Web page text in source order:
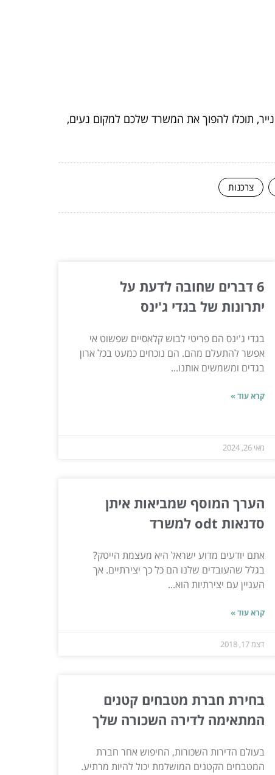
תוכלו להפוך את המשרד שלכם למקום נעים,
צרכנות
6 דברים שחובה לדעת על
יתרונות של בגדי ג'ינס
בגדי ג'ינס הם פריטי לבוש קלאסיים שפשוט אי
אפשר להתעלם מהם. הם נוכחים כמעט בכל ארון
בגדים ומשמשים אותנו...
קרא עוד »
מאי 26, 2024
הערך המוסף שמביאות איתן
סדנאות odt למשרד
אתם יודעים מדוע ישראל היא מעצמת הייטק?
בגלל שהעובדים שלנו הם כל כך יצירתיים. אך
העניין עם יצירתיות הוא...
קרא עוד »
דצמ 17, 2018
בחירת חברת מטבחים קטנים
המתאימה לדירה השכורה שלך
בעולם הדירות השכורות, החיפוש אחר חברת
המטבחים הקטנים המושלמת יכול להיות מרתיע.